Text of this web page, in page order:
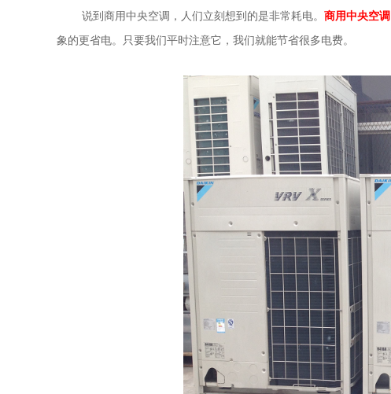
说到商用中央空调，人们立刻想到的是非常耗电。 商用中央空调
象的更省电。只要我们平时注意它，我们就能节省很多电费。